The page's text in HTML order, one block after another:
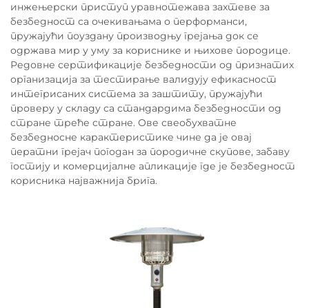
инжењерски приступ уравнотежава захтеве за
безбедност са очекивањама о перформанси,
пружајући поуздану производњу грејања док се
одржава мир у уму за кориснике и њихове породице.
Редовне сертификације безбедности од признатих
организација за тестирање валидују ефикасност
интегрисаних система за заштиту, пружајући
проверу у складу са стандардима безбедности од
стране треће стране. Ове свеобухватне
безбедносне карактеристике чине да је овај
ператни грејач погодан за породичне скупове, забаву
гостију и комерцијалне апликације где је безбедност
корисника најважнија брига.